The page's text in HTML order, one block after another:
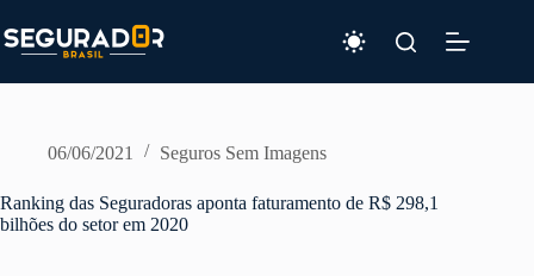
para
o
06/06/2021 Seguros Sem Imagens
Ranking das Seguradoras aponta faturamento de R$ 298,1
bilhões do setor em 2020